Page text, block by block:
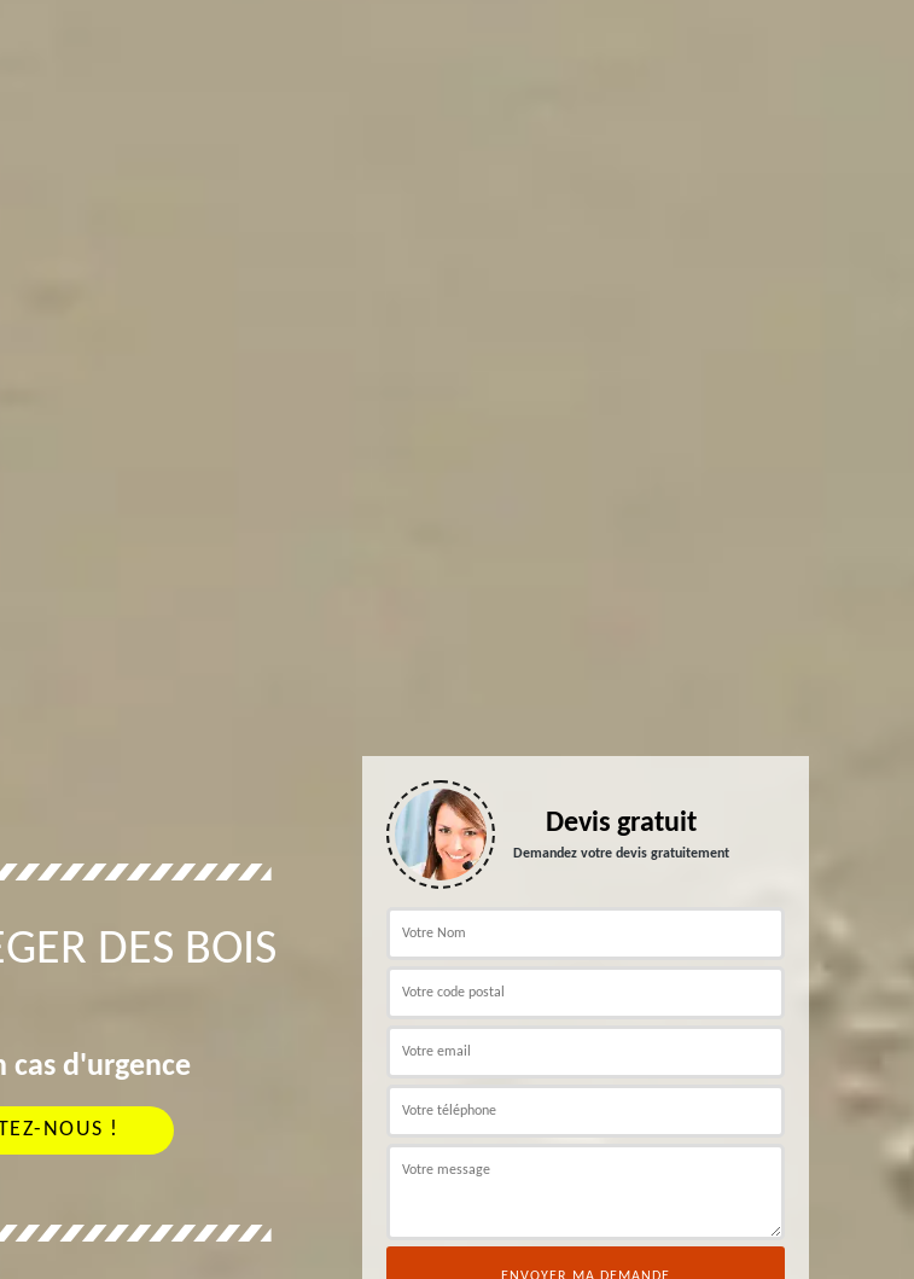
DES BOIS
cas d'urgence
NOUS !
Devis gratuit
Demandez votre devis gratuitement